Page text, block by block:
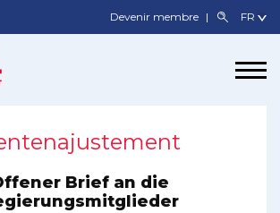
Devenir membre
Brief an die